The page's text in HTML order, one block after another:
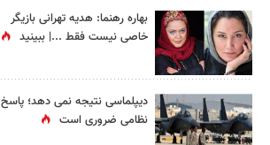
بهاره رهنما: هدیه تهرانی بازیگر
خاصی نیست فقط ...|‌ ببینید
دیپلماسی نتیجه‌ نمی دهد؛ پاسخ
نظامی ضروری است